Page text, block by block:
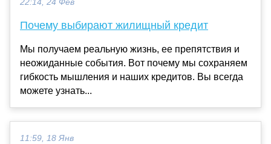
22:14, 24 Фев
Почему выбирают жилищный кредит
Мы получаем реальную жизнь, ее препятствия и
неожиданные события. Вот почему мы сохраняем
гибкость мышления и наших кредитов. Вы всегда
можете узнать...
11:59, 18 Янв